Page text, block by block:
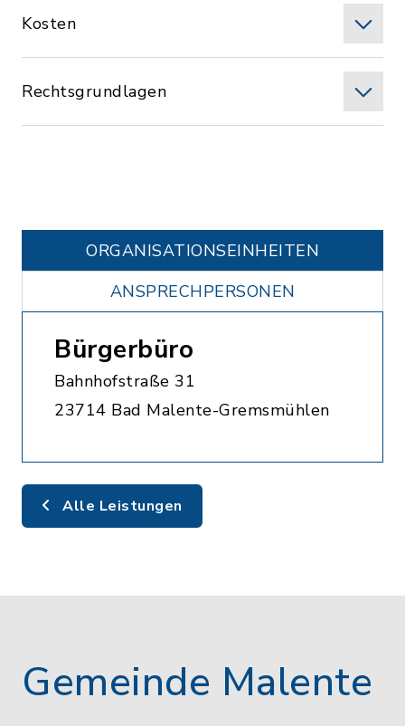
Kosten
Rechtsgrundlagen
ORGANISATIONS­EINHEITEN
ANSPRECHPERSONEN
Bürgerbüro
Bahnhofstraße 31
23714 Bad Malente-Gremsmühlen
Alle Leistungen
Gemeinde Malente